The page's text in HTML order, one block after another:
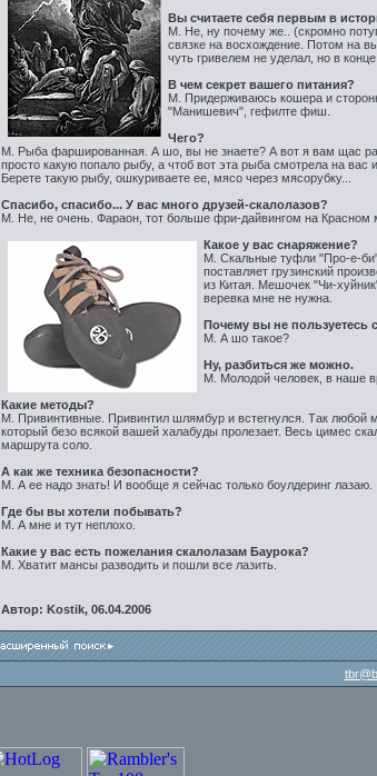
Вы считаете себя первым в
М. Не, ну почему же.. (скромно
связке на восхождение. Потом на
чуть гривелем не уделал, но в
В чем секрет вашего питания?
М. Придерживаюсь кошера и
"Манишевич", гефилте фиш.
Чего?
М. Рыба фаршированная. А шо, вы не знаете? А вот я вам щас
просто какую попало рыбу, а чтоб вот эта рыба смотрела на вас
Берете такую рыбу, ошкуриваете ее, мясо через мясорубку...
Спасибо, спасибо... У вас много друзей-скалолазов?
М. Не, не очень. Фараон, тот больше фри-дайвингом на Красном
Какое у вас снаряжение?
М. Скальные туфли "Про-е-
поставляет грузинский
из Китая. Мешочек "Чи-
веревка мне не нужна.
Почему вы не пользуетесь
М. А шо такое?
Ну, разбиться же можно.
М. Молодой человек, в наше
Какие методы?
М. Привинтивные. Привинтил шлямбур и встегнулся. Так
который безо всякой вашей халабуды пролезает. Весь цимес
маршрута соло.
А как же техника безопасности?
М. А ее надо знать! И вообще я сейчас только боулдеринг лазаю.
Где бы вы хотели побывать?
М. А мне и тут неплохо.
Какие у вас есть пожелания скалолазам Баурока?
М. Хватит мансы разводить и пошли все лазить.
Автор: Kostik, 06.04.2006